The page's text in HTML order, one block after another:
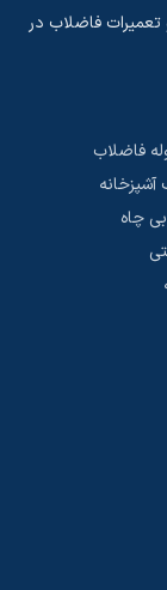
و تعمیرات فاضلاب در
فاضلاب
چاه